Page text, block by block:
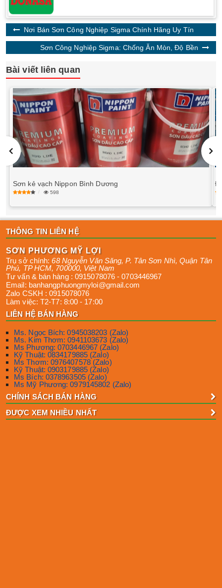
Nơi Bán Sơn Công Nghiệp Sigma Chính Hãng Uy Tín
Sơn Công Nghiệp Sigma: Chống Ăn Mòn, Độ Bền
Bài viết liên quan
Sơn kẻ vạch Nippon Bình Dương
598
THÔNG TIN LIÊN HỆ
SƠN PHƯƠNG MỸ LỢI
Trụ sở chính:68 Nguyễn Văn Săng, P. Tân Sơn Nhì,Quận Tân
Phú, TP HCM, 700000, Việt Nam
Tư vấn & bán hàng : 0915078076 -0703446967
Email: banhangphuongmyloi@gmail.com
Zalo CSKH :0915078076
Làm việc: T2-T7: 8:00 - 17:00
LIÊN HỆ BÁN HÀNG
Ms. Ngọc Bích: 0945038203 (Zalo)
Ms. Kim Thơm: 0941103673 (Zalo)
Ms Phương: 0703446967 (Zalo)
Kỹ Thuật: 0834179885 (Zalo)
Ms Thơm: 0976407578 (Zalo)
Kỹ Thuật: 0903179885 (Zalo)
Ms Bích: 0378963505 (Zalo)
Ms Mỹ Phương: 0979145802 (Zalo)
CHÍNH SÁCH BÁN HÀNG
ĐƯỢC XEM NHIỀU NHẤT